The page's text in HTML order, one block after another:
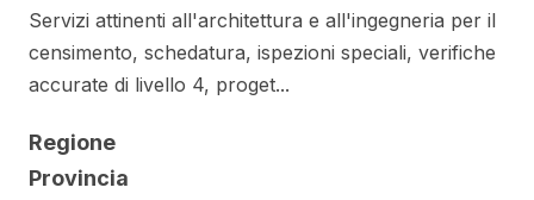
Servizi attinenti all'architettura e all'ingegneria per il
censimento, schedatura, ispezioni speciali, verifiche
accurate di livello 4, proget...
Regione
Provincia